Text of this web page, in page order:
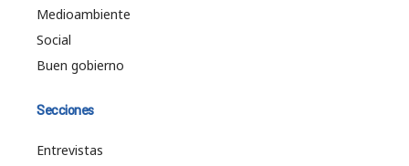
Medioambiente
Social
Buen gobierno
Secciones
Entrevistas